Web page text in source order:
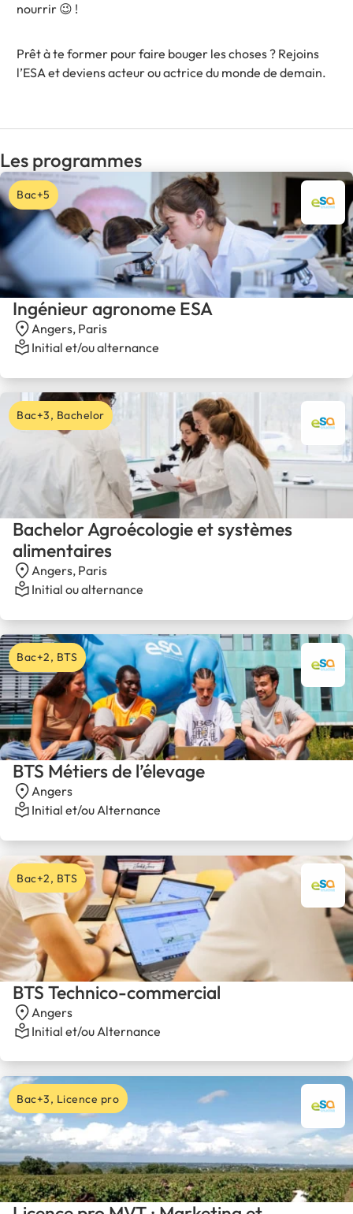
nourrir 😉 !
Prêt à te former pour faire bouger les choses ? Rejoins
l’ESA et deviens acteur ou actrice du monde de demain.
Les programmes
Ingénieur agronome ESA
Angers, Paris
Initial et/ou alternance
Bac+5
Bachelor Agroécologie et systèmes
alimentaires
Angers, Paris
Initial ou alternance
Bac+3, Bachelor
BTS Métiers de l’élevage
Angers
Initial et/ou Alternance
Bac+2, BTS
BTS Technico-commercial
Angers
Initial et/ou Alternance
Bac+2, BTS
Bac+3, Licence pro